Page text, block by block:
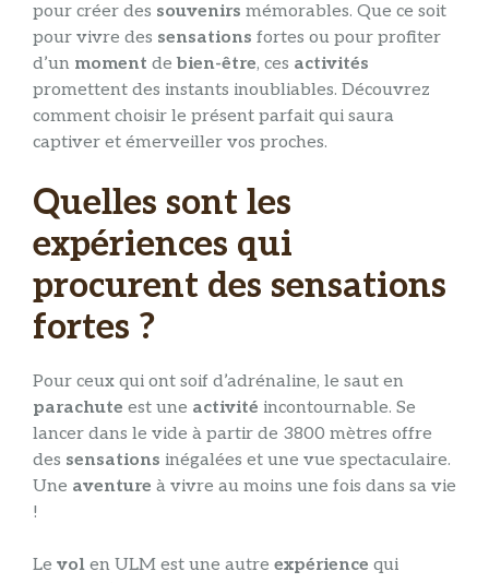
pour créer des souvenirs mémorables. Que ce soit
pour vivre des sensations fortes ou pour profiter
d’un moment debien-être, ces activités
promettent des instants inoubliables. Découvrez
comment choisir le présent parfait qui saura
captiver et émerveiller vos proches.
Quelles sont les
expériences qui
procurent des sensations
fortes ?
Pour ceux qui ont soif d’adrénaline, le saut en
parachute est une activité incontournable. Se
lancer dans le vide à partir de 3800 mètres offre
des sensations inégalées et une vue spectaculaire.
Une aventure à vivre au moins une fois dans sa vie
!
Le vol en ULM est une autre expérience qui